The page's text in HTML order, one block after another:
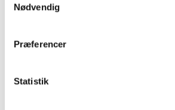
Nødvendig
Præferencer
Statistik